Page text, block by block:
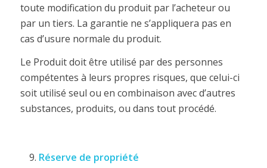
toute modification du produit par l’acheteur ou
par un tiers. La garantie ne s’appliquera pas en
cas d’usure normale du produit.
Le Produit doit être utilisé par des personnes
compétentes à leurs propres risques, que celui-ci
soit utilisé seul ou en combinaison avec d’autres
substances, produits, ou dans tout procédé.
Réserve de propriété